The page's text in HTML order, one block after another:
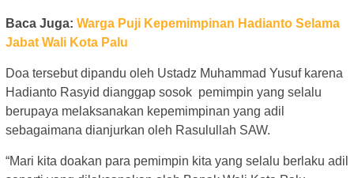
Baca Juga: Warga Puji Kepemimpinan Hadianto Selama
Jabat Wali Kota Palu
Doa tersebut dipandu oleh Ustadz Muhammad Yusuf karena
Hadianto Rasyid dianggap sosok pemimpin yang selalu
berupaya melaksanakan kepemimpinan yang adil
sebagaimana dianjurkan oleh Rasulullah SAW.
“Mari kita doakan para pemimpin kita yang selalu berlaku adil